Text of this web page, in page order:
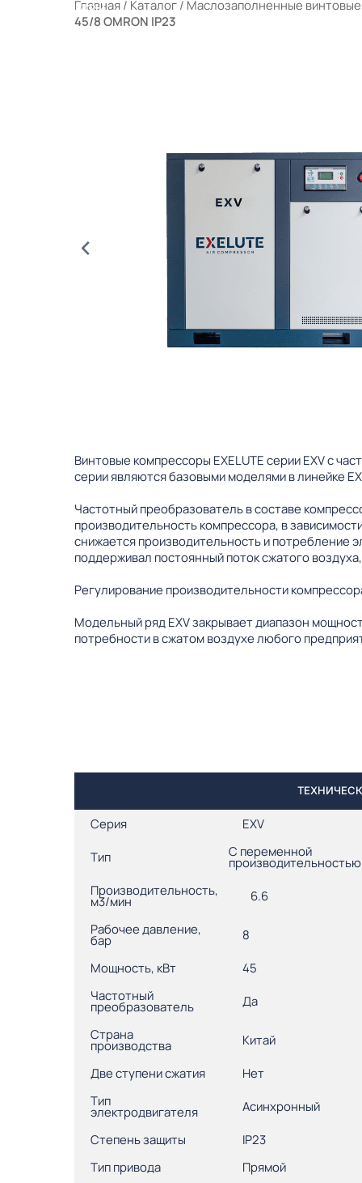
Главная / Каталог / Маслозаполненные
45/8 OMRON IP23
Винтовые компрессоры EXELUTE серии EXV с
серии являются базовыми моделями в линейке
Частотный преобразователь в составе
производительность компрессора, в
снижается производительность и потребление
поддерживал постоянный поток сжатого
Регулирование производительности
Модельный ряд EXV закрывает диапазон
потребности в сжатом воздухе любого
Серия EXV
Тип С переменной
производительностью
Производительность,
м3/мин 6.6
Рабочее давление,
бар 8
Мощность, кВт
45
Частотный
преобразователь Да
Страна
производства Китай
Две ступени сжатия
Нет
Тип
электродвигателя Асинхронный
Степень защиты
IP23
Тип привода
Прямой
ФИЛЬТРЫ